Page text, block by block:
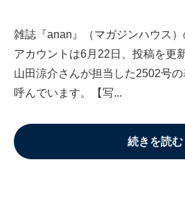
雑誌『anan』（マガジンハウス）
アカウントは6月22日、投稿を更
山田涼介さんが担当した2502号
呼んでいます。【写...
続きを読む